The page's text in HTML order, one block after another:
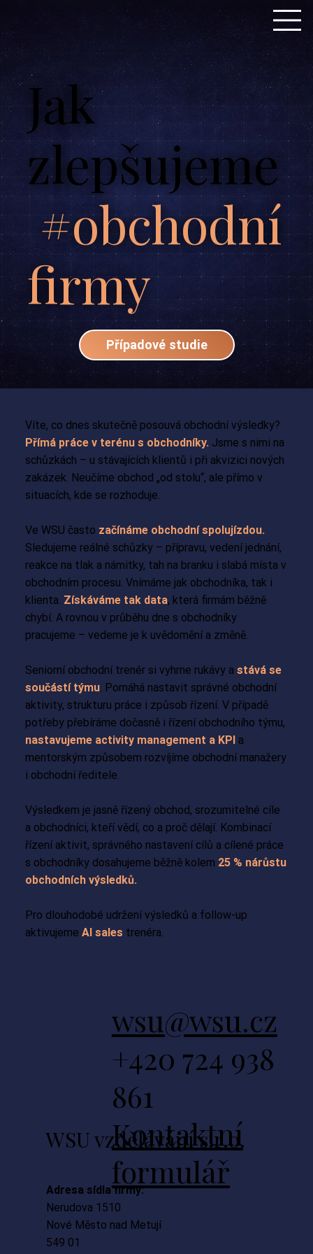
Jak
zlepšujeme
#obchodní
firmy
Případové studie
Víte, co dnes skutečně posouvá obchodní výsledky?
Přímá práce v terénu s obchodníky. Jsme s nimi na
schůzkách – u stávajících klientů i při akvizici nových
zakázek. Neučíme obchod „od stolu“, ale přímo v
situacích, kde se rozhoduje.
Ve WSU často začínáme obchodní spolujízdou.
Sledujeme reálné schůzky – přípravu, vedení jednání,
reakce na tlak a námitky, tah na branku i slabá místa v
obchodním procesu. Vnímáme jak obchodníka, tak i
klienta. Získáváme tak data, která firmám běžně
chybí. A rovnou v průběhu dne s obchodníky
pracujeme – vedeme je k uvědomění a změně.
Seniorní obchodní trenér si vyhrne rukávy a stává se
součástí týmu. Pomáhá nastavit správné obchodní
aktivity, strukturu práce i způsob řízení. V případě
potřeby přebíráme dočasně i řízení obchodního týmu,
nastavujeme activity management a KPIa
mentorským způsobem rozvíjíme obchodní manažery
i obchodní ředitele.
Výsledkem je jasně řízený obchod, srozumitelné cíle
a obchodníci, kteří vědí, co a proč dělají. Kombinací
řízení aktivit, správného nastavení cílů a cílené práce
s obchodníky dosahujeme běžně kolem 25 % nárůstu
obchodních výsledků.
Pro dlouhodobé udržení výsledků a follow-up
aktivujeme AI sales trenéra.
wsu@wsu.cz
+420 724 938
861
Kontaktní
formulář
WSU vzdělávání s.r.o.
Adresa sídla firmy:
Nerudova 1510
Nové Město nad Metují
549 01